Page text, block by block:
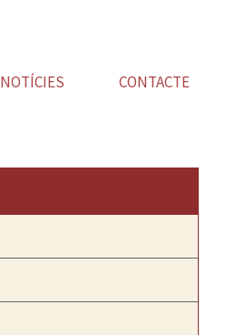
NOTÍCIES CONTACTE